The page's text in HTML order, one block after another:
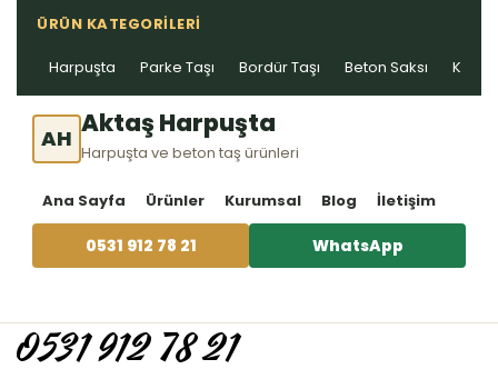
ÜRÜN KATEGORILERI
Harpuşta Parke Taşı Bordür Taşı Beton Saksı Kablo
AH Aktaş Harpuşta
Harpuşta ve beton taş ürünleri
Ana Sayfa Ürünler Kurumsal Blog İletişim
0531 912 78 21 WhatsApp
0531 912 78 21